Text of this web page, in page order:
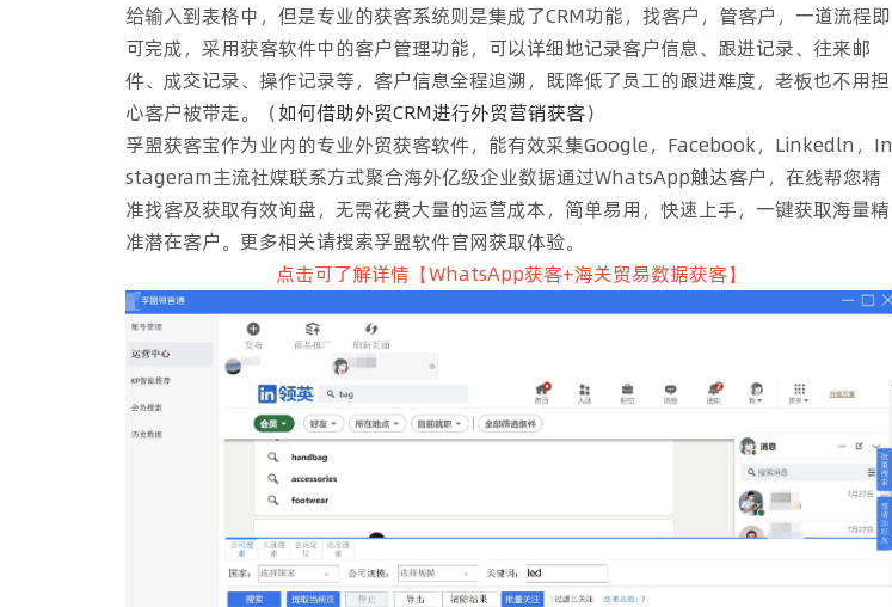
给输入到表格中，但是专业的获客系统则是集成了CRM功能，找客户，管客户，一道流程即
可完成，采用获客软件中的客户管理功能，可以详细地记录客户信息、跟进记录、往来邮
件、成交记录、操作记录等，客户信息全程追溯，既降低了员工的跟进难度，老板也不用担
心客户被带走。（如何借助外贸CRM进行外贸营销获客）
孚盟获客宝作为业内的专业外贸获客软件，能有效采集Google，Facebook，Linkedln，In
stageram主流社媒联系方式聚合海外亿级企业数据通过WhatsApp触达客户，在线帮您精
准找客及获取有效询盘，无需花费大量的运营成本，简单易用，快速上手，一键获取海量精
准潜在客户。更多相关请搜索孚盟软件官网获取体验。
点击可了解详情【WhatsApp获客+海关贸易数据获客】